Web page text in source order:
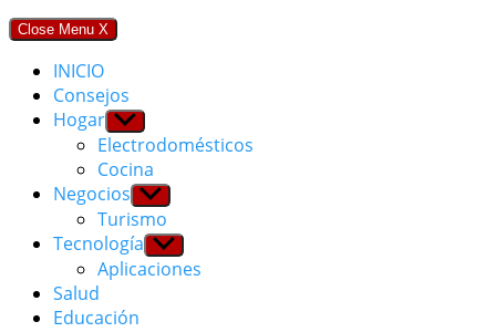
Close Menu X
INICIO
Consejos
Hogar Show
sub
menu
Electrodomésticos
Cocina
Negocios Show
sub
menu
Turismo
Tecnología Show
sub
menu
Aplicaciones
Salud
Educación